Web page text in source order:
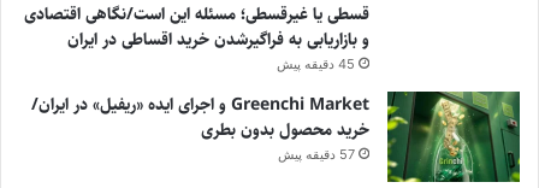
قسطی یا غیرقسطی؛ مسئله این است/نگاهی اقتصادی
و بازاریابی به فراگیرشدن خرید اقساطی در ایران
45 دقیقه پیش
Greenchi Market و اجرای ایده «ریفیل» در ایران/
خرید محصول بدون بطری
57 دقیقه پیش